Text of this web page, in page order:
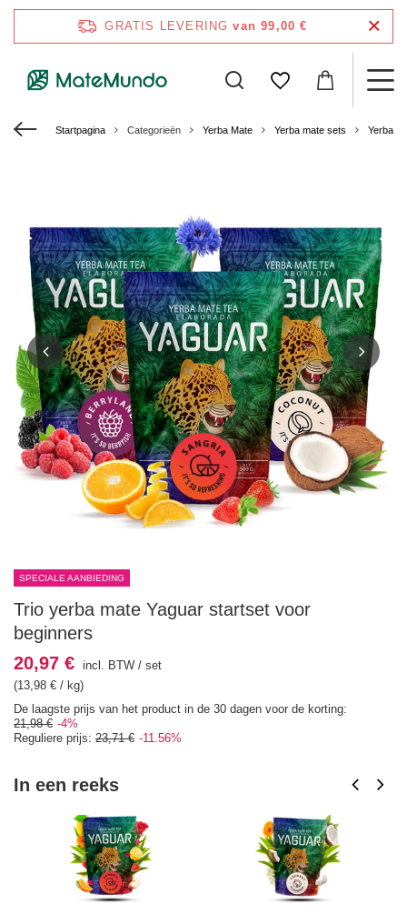
GRATIS LEVERING van 99,00 €
Startpagina Categorieën Yerba Mate Yerba mate sets Yerba
SPECIALE AANBIEDING
Trio yerba mate Yaguar startset voor
beginners
In een reeks
20,97 € incl. BTW / set
(13,98 € / kg)
De laagste prijs van het product in de 30 dagen voor de korting:
21,98 € -4%
Reguliere prijs: 23,71 € -11.56%